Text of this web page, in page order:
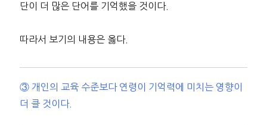
단이 더 많은 단어를 기억했을 것이다.
따라서 보기의 내용은 옳다.
③ 개인의 교육 수준보다 연령이 기억력에 미치는 영향이
더 클 것이다.